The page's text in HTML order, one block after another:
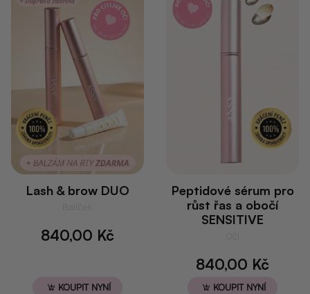
Lash & brow DUO
840,00 Kč
KOUPIT NYNÍ
Peptidové sérum pro
růst řas a obočí
SENSITIVE
840,00 Kč
KOUPIT NYNÍ